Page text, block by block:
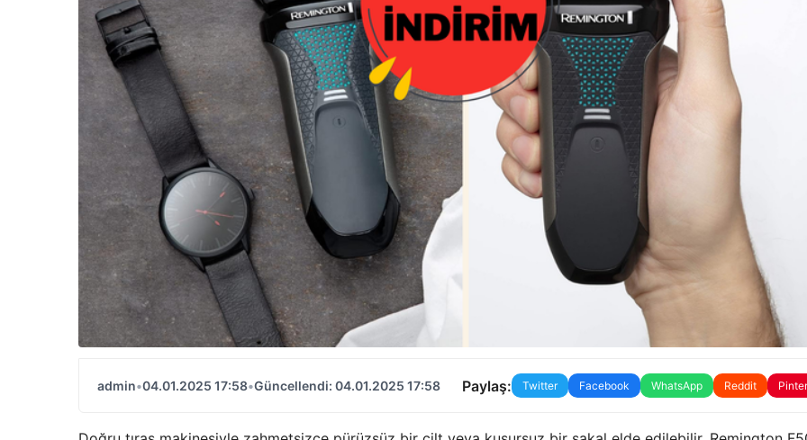
admin•04.01.2025 17:58•Güncellendi: 04.01.2025 17:58 Paylaş: Twitter Facebook WhatsApp Reddit